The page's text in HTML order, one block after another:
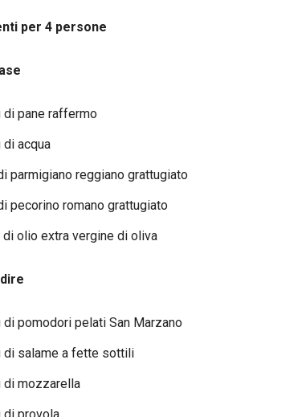
per 4 persone
di pane raffermo
di acqua
parmigiano reggiano grattugiato
pecorino romano grattugiato
di olio extra vergine di oliva
di pomodori pelati San Marzano
di salame a fette sottili
di mozzarella
di provola